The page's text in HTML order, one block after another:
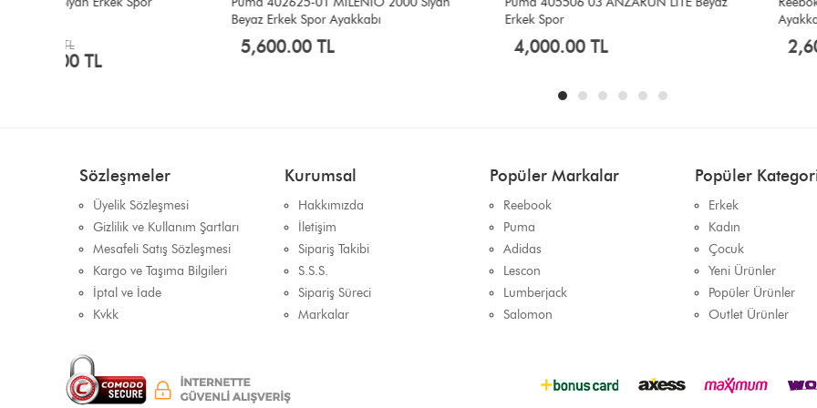
Erkek Spor
Sözleşmeler
Üyelik Sözleşmesi
Gizlilik ve Kullanım Şartları
Mesafeli Satış Sözleşmesi
Kargo ve Taşıma Bilgileri
İptal ve İade
Kvkk
Kurumsal
Hakkımızda
İletişim
Sipariş Takibi
S.S.S.
Sipariş Süreci
Markalar
Popüler Markalar
Reebook
Puma
Adidas
Lescon
Lumberjack
Salomon
Popüler
Erkek
Kadın
Çocuk
Yeni Ürünler
Popüler Ürünler
Outlet Ürünler